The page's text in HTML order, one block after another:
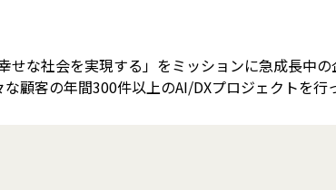
な社会を実現する」をミッションに急成長中の
顧客の年間300件以上のAI/DXプロジェクトを行